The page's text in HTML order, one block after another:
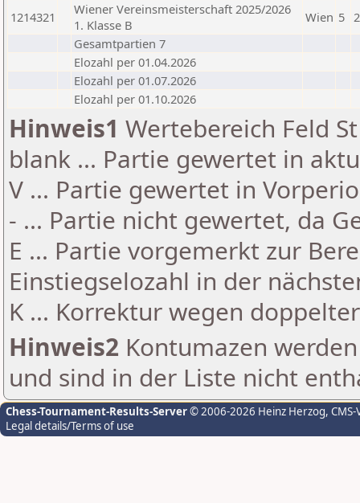
1214321
Wiener Vereinsmeisterschaft 2025/2026
1. Klasse B
Wien 5
Gesamtpartien 7
Elozahl per 01.04.2026
Elozahl per 01.07.2026
Elozahl per 01.10.2026
Hinweis1 Wertebereich Feld
blank ... Partie gewertet in
V ... Partie gewertet in
- ... Partie nicht gewertet, da
E ... Partie vorgemerkt zur
Einstiegselozahl in der
K ... Korrektur wegen
Hinweis2 Kontumazen
und sind in der Liste nicht
Chess-Tournament-Results-Server© 2006-2026 Heinz Herzog,
Legal details/Terms of use